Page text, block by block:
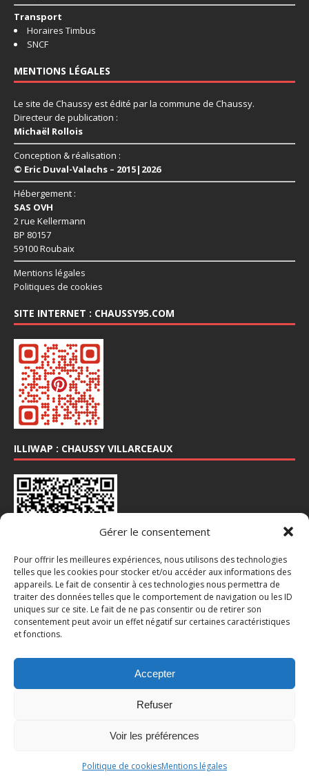
Gérer le consentement
Pour offrir les meilleures expériences, nous utilisons des technologies
telles que les cookies pour stocker et/ou accéder aux informations des
appareils. Le fait de consentir à ces technologies nous permettra de
traiter des données telles que le comportement de navigation ou les ID
uniques sur ce site. Le fait de ne pas consentir ou de retirer son
consentement peut avoir un effet négatif sur certaines caractéristiques
et fonctions.
Accepter
Refuser
Voir les préférences
Politique de cookiesMentions légales
Transport
Horaires Timbus
SNCF
MENTIONS LÉGALES
Le site de Chaussy est édité par la commune de Chaussy.
Directeur de publication :
Michaël Rollois
Conception & réalisation :
© Eric Duval-Valachs – 2015|2026
Hébergement :
SAS OVH
2 rue Kellermann
BP 80157
59100 Roubaix
Mentions légales
Politiques de cookies
SITE INTERNET : CHAUSSY95.COM
ILLIWAP : CHAUSSY VILLARCEAUX
INSTA : @CHAUSSY_VILLARCEAUX
© Mairie de Chaussy (95) | Propulsé par WordPress